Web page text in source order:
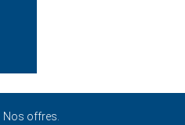
Nos offres.